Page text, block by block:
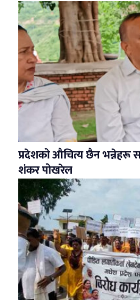
प्रदेशको औचित्य छैन भन्नेहरू
शंकर पोखरेल